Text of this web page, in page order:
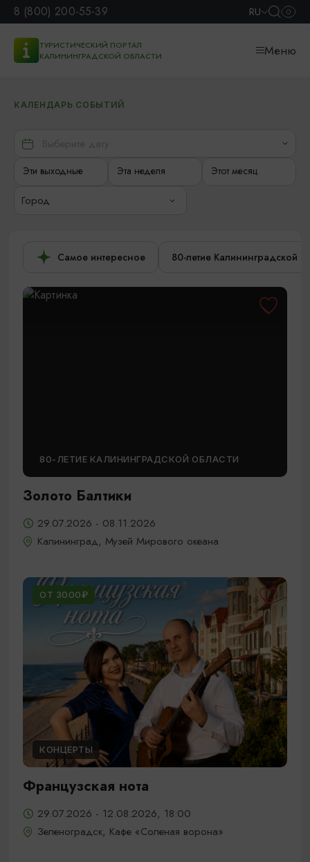
8 (800) 200-55-39 RU
ТУРИСТИЧЕСКИЙ ПОРТАЛ
КАЛИНИНГРАДСКОЙ ОБЛАСТИ
Меню
КАЛЕНДАРЬ СОБЫТИЙ
Эти выходные Эта неделя Этот месяц
Город
Самое интересное 80-летие Калининградской
80-ЛЕТИЕ КАЛИНИНГРАДСКОЙ ОБЛАСТИ
Золото Балтики
29.07.2026 - 08.11.2026
Калининград, Музей Мирового океана
ОТ 3000₽
КОНЦЕРТЫ
Французская нота
29.07.2026 - 12.08.2026, 18:00
Зеленоградск, Кафе «Соленая ворона»